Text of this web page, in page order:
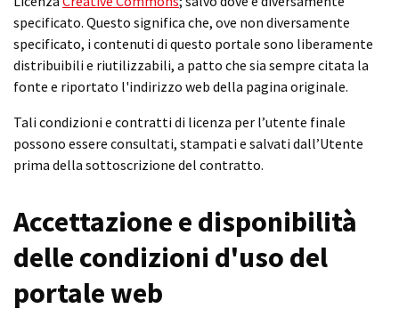
specificato. Questo significa che, ove non diversamente
specificato, i contenuti di questo portale sono liberamente
distribuibili e riutilizzabili, a patto che sia sempre citata la
fonte e riportato l'indirizzo web della pagina originale.
Tali condizioni e contratti di licenza per l’utente finale
possono essere consultati, stampati e salvati dall’Utente
prima della sottoscrizione del contratto.
Accettazione e disponibilità
delle condizioni d'uso del
portale web